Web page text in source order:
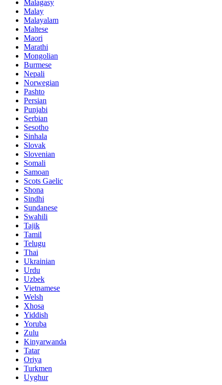
Malagasy
Malay
Malayalam
Maltese
Maori
Marathi
Mongolian
Burmese
Nepali
Norwegian
Pashto
Persian
Punjabi
Serbian
Sesotho
Sinhala
Slovak
Slovenian
Somali
Samoan
Scots Gaelic
Shona
Sindhi
Sundanese
Swahili
Tajik
Tamil
Telugu
Thai
Ukrainian
Urdu
Uzbek
Vietnamese
Welsh
Xhosa
Yiddish
Yoruba
Zulu
Kinyarwanda
Tatar
Oriya
Turkmen
Uyghur